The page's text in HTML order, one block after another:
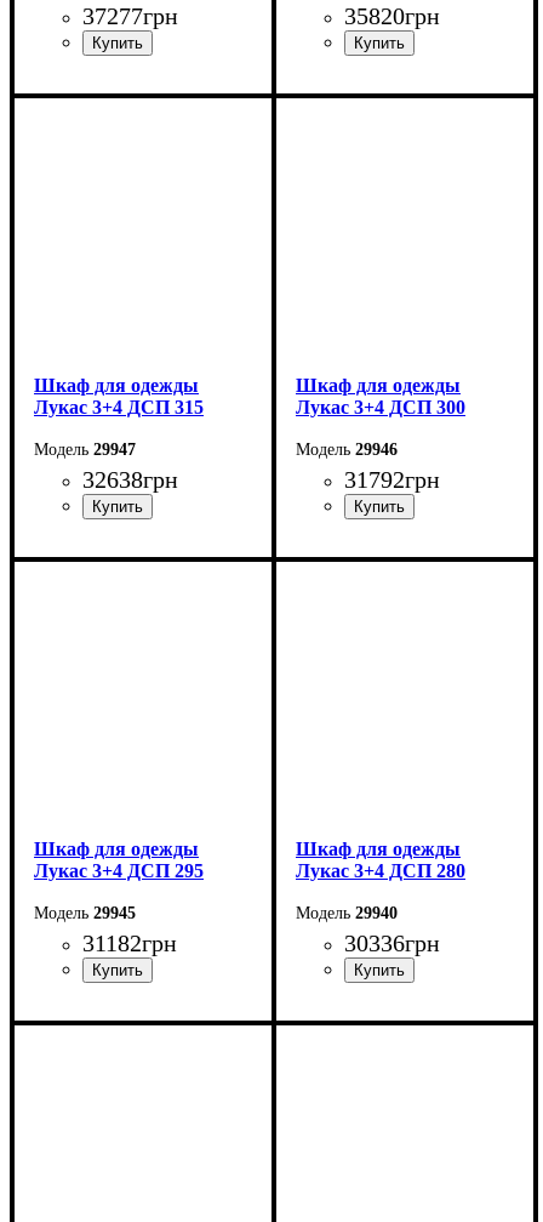
37277грн
Ширина: 340 см
35820грн
Ширина: 320 см
Шкаф для одежды
Лукас 3+4 ДСП 315
29947
32638грн
Ширина: 315 см
Шкаф для одежды
Лукас 3+4 ДСП 300
29946
31792грн
Ширина: 300 см
Шкаф для одежды
Лукас 3+4 ДСП 295
29945
31182грн
Ширина: 295 см
Шкаф для одежды
Лукас 3+4 ДСП 280
29940
30336грн
Ширина: 280 см